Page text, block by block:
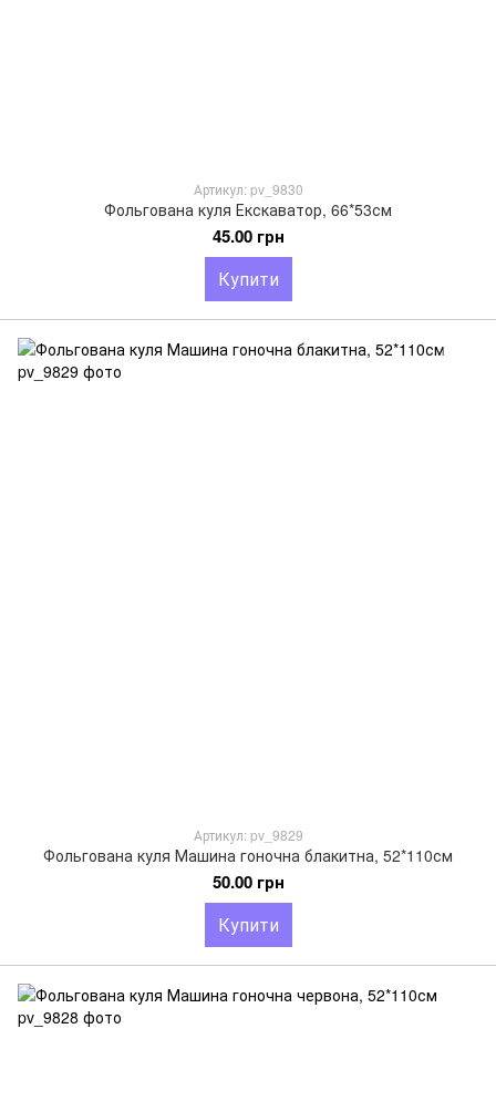
Артикул: pv_9830
Фольгована куля Екскаватор, 66*53см
45.00 грн
Купити
Артикул: pv_9829
Фольгована куля Машина гоночна блакитна, 52*110см
50.00 грн
Купити